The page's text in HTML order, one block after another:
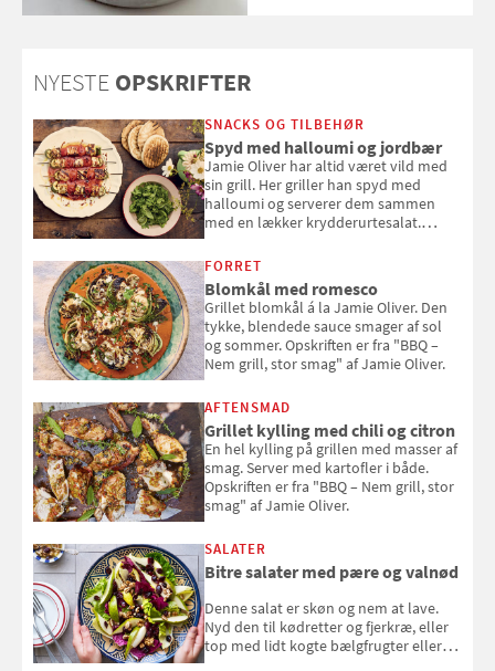
NYESTE OPSKRIFTER
SNACKS OG TILBEHØR
Spyd med halloumi og jordbær
Jamie Oliver har altid været vild med
sin grill. Her griller han spyd med
halloumi og serverer dem sammen
med en lækker krydderurtesalat.
smag" af Jamie Oliver.
FORRET
Blomkål med romesco
Grillet blomkål á la Jamie Oliver. Den
tykke, blendede sauce smager af sol
og sommer. Opskriften er fra "BBQ –
Nem grill, stor smag" af Jamie Oliver.
AFTENSMAD
Grillet kylling med chili og citron
En hel kylling på grillen med masser af
smag. Server med kartofler i både.
Opskriften er fra "BBQ – Nem grill, stor
smag" af Jamie Oliver.
SALATER
Bitre salater med pære og valnød
Denne salat er skøn og nem at lave.
Nyd den til kødretter og fjerkræ, eller
top med lidt kogte bælgfrugter eller